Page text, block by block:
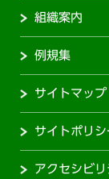
組織案内
例規集
サイトマップ
サイトポリシ
アクセシビリ